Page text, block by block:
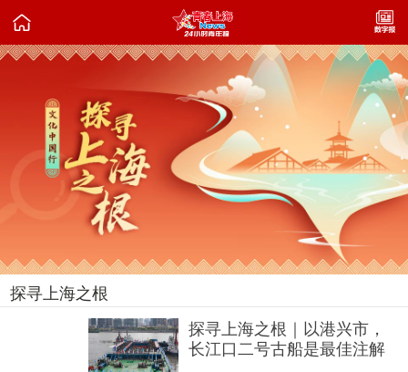

探寻上海之根
探寻上海之根｜以港兴市，
长江口二号古船是最佳注解